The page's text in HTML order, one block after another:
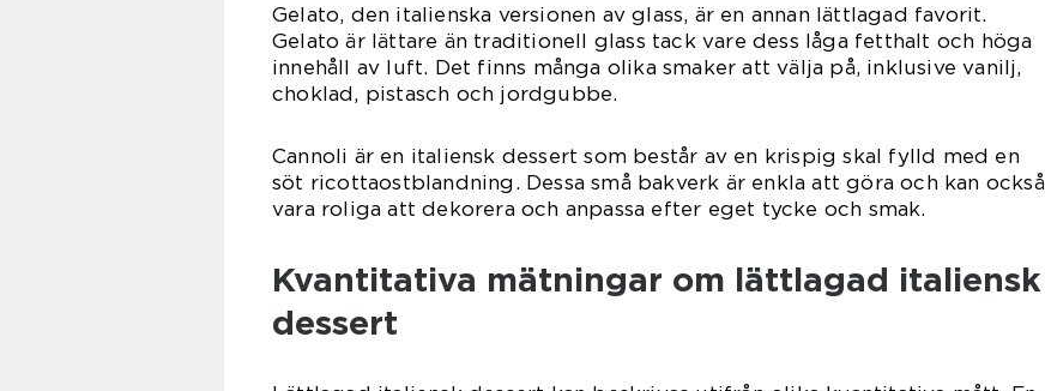
Gelato, den italienska versionen av glass, är en annan lättlagad favorit.
Gelato är lättare än traditionell glass tack vare dess låga fetthalt och höga
innehåll av luft. Det finns många olika smaker att välja på, inklusive vanilj,
choklad, pistasch och jordgubbe.
Cannoli är en italiensk dessert som består av en krispig skal fylld med en
söt ricottaostblandning. Dessa små bakverk är enkla att göra och kan också
vara roliga att dekorera och anpassa efter eget tycke och smak.
Kvantitativa mätningar om lättlagad italiensk
dessert